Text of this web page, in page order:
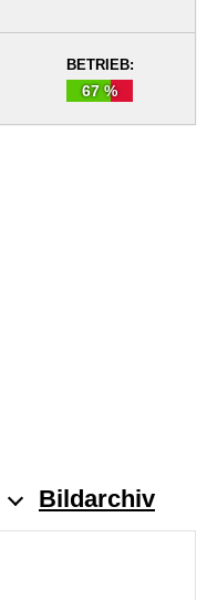
BETRIEB:
67 %
Bildarchiv